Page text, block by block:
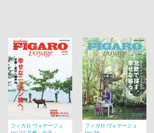
フィガロ ヴォヤージュ
フィガロ ヴォヤージュ